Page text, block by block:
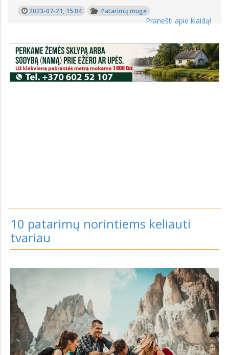
2023-07-21, 15:04 Patarimų mugė
Pranešti apie klaidą!
10 patarimų norintiems keliauti
tvariau